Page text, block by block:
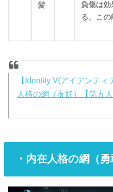
髪
負傷は
る。この
【Identity V(アイデンテ
人格の網（友好）【第五人
・内在人格の網（